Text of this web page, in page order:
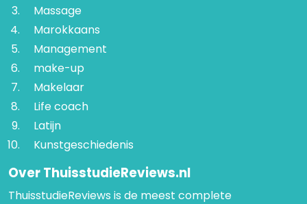
Massage
Marokkaans
Management
make-up
Makelaar
Life coach
Latijn
Kunstgeschiedenis
Over ThuisstudieReviews.nl
ThuisstudieReviews is de meest complete